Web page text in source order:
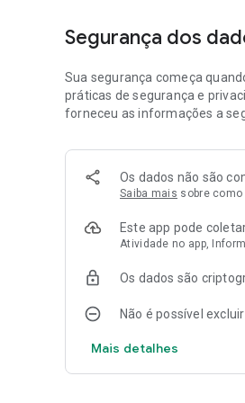
restaurar fotos danificadas e
O aplicativo Potenciador e
fotos com apenas alguns
impressionantes e melhor
Além da restauração de
trazendo de volta
você pode resgatar
restaurar fotos antigas
- Recupere fotos apagadas
Segurança dos
Sua segurança começa
práticas de segurança e
forneceu as informações a
Os dados não são
Saiba mais sobre
Este app pode
Atividade no app,
Os dados são
Não é possível
Mais detalhes